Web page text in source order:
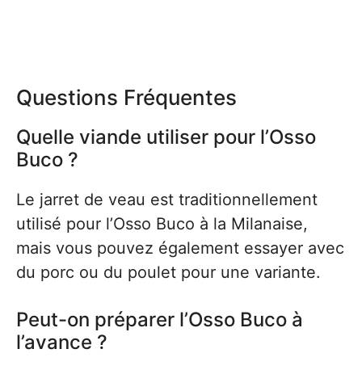
Questions Fréquentes
Quelle viande utiliser pour l’Osso
Buco ?
Le jarret de veau est traditionnellement
utilisé pour l’Osso Buco à la Milanaise,
mais vous pouvez également essayer avec
du porc ou du poulet pour une variante.
Peut-on préparer l’Osso Buco à
l’avance ?